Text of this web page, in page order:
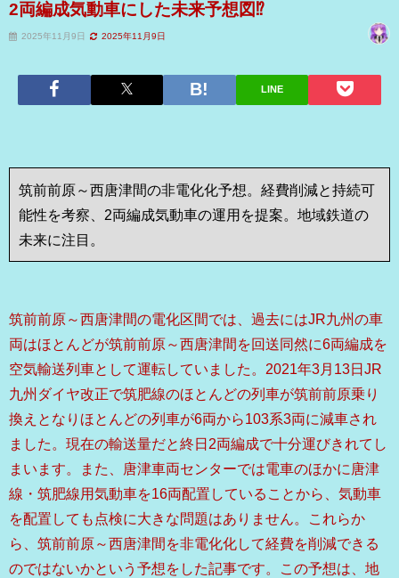
2両編成気動車にした未来予想図⁉
2025年11月9日 2025年11月9日
LINE
筑前前原～西唐津間の非電化化予想。経費削減と持続可
能性を考察、2両編成気動車の運用を提案。地域鉄道の
未来に注目。
筑前前原～西唐津間の電化区間では、過去にはJR九州の車
両はほとんどが筑前前原～西唐津間を回送同然に6両編成を
空気輸送列車として運転していました。2021年3月13日JR
九州ダイヤ改正で筑肥線のほとんどの列車が筑前前原乗り
換えとなりほとんどの列車が6両から103系3両に減車され
ました。現在の輸送量だと終日2両編成で十分運びきれてし
まいます。また、唐津車両センターでは電車のほかに唐津
線・筑肥線用気動車を16両配置していることから、気動車
を配置しても点検に大きな問題はありません。これらか
ら、筑前前原～西唐津間を非電化化して経費を削減できる
のではないかという予想をした記事です。この予想は、地